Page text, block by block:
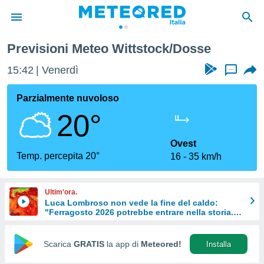
di
per
le
di
Web
Previsioni Meteo Wittstock/Dosse
15:42 Venerdì ...
Parzialmente nuvoloso
20°
Temp. percepita 20°
Ovest
16
35 km/h
Ultim'ora.
Luca Lombroso non vede la fine del caldo:
"Ferragosto 2026 potrebbe entrare nella storia.
Scarica GRATIS la app di Meteored! Installa